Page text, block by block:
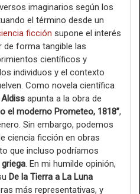
imaginarios según los
el término desde un
ficción supone el interés
de forma tangible las
científicos y
individuos y el contexto
Como novela científica
Aldiss apunta a la obra de
el moderno Prometeo, 1818”,
Sin embargo, podemos
ciencia ficción en obras
que incluso podríamos
. En mi humilde opinión,
De la Tierra a La Luna
más representativas, y